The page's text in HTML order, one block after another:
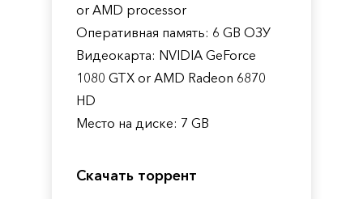
or AMD processor
Оперативная память: 6 GB ОЗУ
Видеокарта: NVIDIA GeForce
1080 GTX or AMD Radeon 6870
HD
Место на диске: 7 GB
Скачать торрент